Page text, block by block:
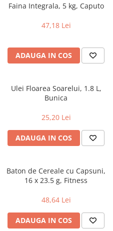
Produse curatare casa si
Detergenti universali
Servetele umede antibacteriene
suprafete
Solutie curatat podele
Solutie curatat geamuri
Solutie curatat covoare
Insecticide & capcane
Produse ingrijire incaltaminte si
Masini curatat pardoseli
Odorizant camera
Organizare si depozitare
Cutii depozitare
Umerase pentru haine si
Scutece adulti
Produse cu protectie solara
Igiena dentara
Produse manichiura &
Dizolvante si tratamente pentru
Machiaj
Produse dezinfectante
Alcool sanitar
Consumabile sanitare
folosinta
Faina Integrala, 5 kg, Caputo
47,18 Lei
ADAUGA IN COS
Ulei Floarea Soarelui, 1.8 L,
Bunica
25,20 Lei
ADAUGA IN COS
Baton de Cereale cu Capsuni,
16 x 23.5 g, Fitness
48,64 Lei
ADAUGA IN COS